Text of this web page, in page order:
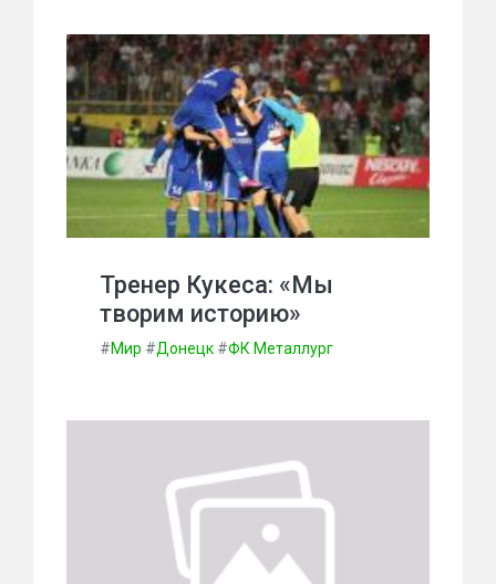
Тренер Кукеса: «Мы
творим историю»
#Мир #Донецк #ФК Металлург